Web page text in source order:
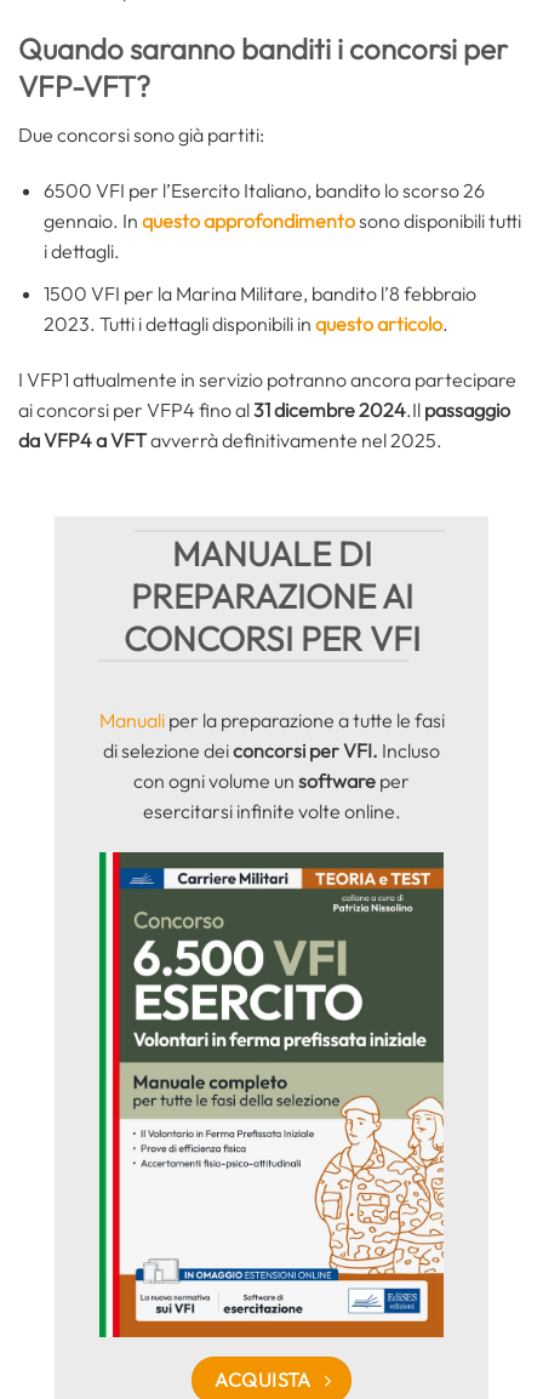
Quando saranno banditi i concorsi per
VFP-VFT?
Due concorsi sono già partiti:
6500 VFI per l’Esercito Italiano, bandito lo scorso 26
gennaio. In questo approfondimentosono disponibili tutti
i dettagli.
1500 VFI per la Marina Militare, bandito l’8 febbraio
2023. Tutti i dettagli disponibili in questo articolo.
I VFP1 attualmente in servizio potranno ancora partecipare
ai concorsi per VFP4 fino al31 dicembre 2024.Il passaggio
da VFP4 a VFTavverrà definitivamente nel 2025.
MANUALE DI
PREPARAZIONE AI
CONCORSI PER VFI
Manualiper la preparazione a tutte le fasi
di selezione deiconcorsi per VFI. Incluso
con ogni volume un software per
esercitarsi infinite volte online.
ACQUISTA